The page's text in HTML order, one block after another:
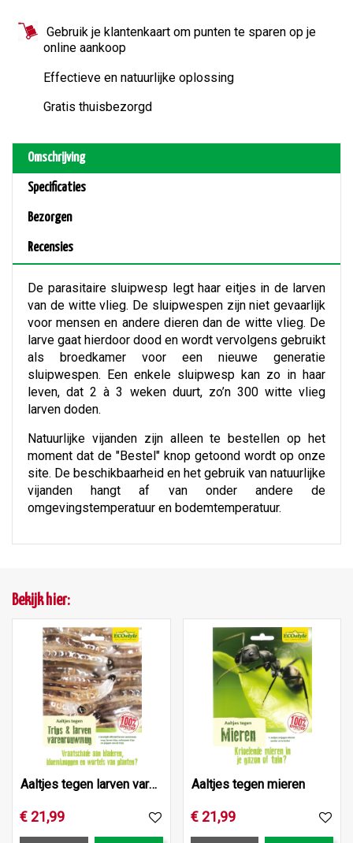
Gebruik je klantenkaart om punten te sparen op je
online aankoop
Effectieve en natuurlijke oplossing
Gratis thuisbezorgd
Omschrijving
Specificaties
Bezorgen
Recensies
De parasitaire sluipwesp legt haar eitjes in de larven
van de witte vlieg. De sluipwespen zijn niet gevaarlijk
voor mensen en andere dieren dan de witte vlieg. De
larve gaat hierdoor dood en wordt vervolgens gebruikt
als broedkamer voor een nieuwe generatie
sluipwespen. Een enkele sluipwesp kan zo in haar
leven, dat 2 à 3 weken duurt, zo’n 300 witte vlieg
larven doden.
Natuurlijke vijanden zijn alleen te bestellen op het
moment dat de "Bestel" knop getoond wordt op onze
site. De beschikbaarheid en het gebruik van natuurlijke
vijanden hangt af van onder andere de
omgevingstemperatuur en bodemtemperatuur.
Bekijk hier:
Aaltjes tegen larven varenrouwmug
€ 21,99
Aaltjes tegen mieren
€ 21,99